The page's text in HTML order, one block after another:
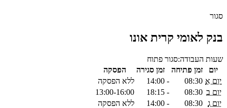
סגור
בנק לאומי קרית אונו
שעות העבודה:סגור פתוח
יום
זמן פתיחה זמן סגירה
הפסקה
יום א 08:30
-
14:00
ללא הפסקה
יום ב 08:30
-
18:15
13:00-16:00
יום ג 08:30
-
14:00
ללא הפסקה